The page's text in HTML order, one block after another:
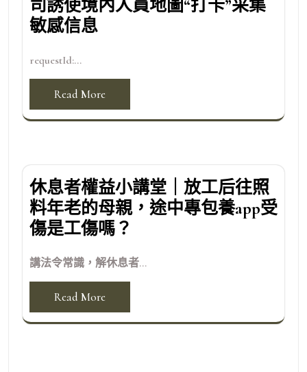
司誘使境內人員地圖“打卡”采集
敏感信息
requestId:...
Read More
休息者權益小講堂｜放工后往照
料年老的母親，途中專包養app受
傷是工傷嗎？
講法令常識，解休息者...
Read More